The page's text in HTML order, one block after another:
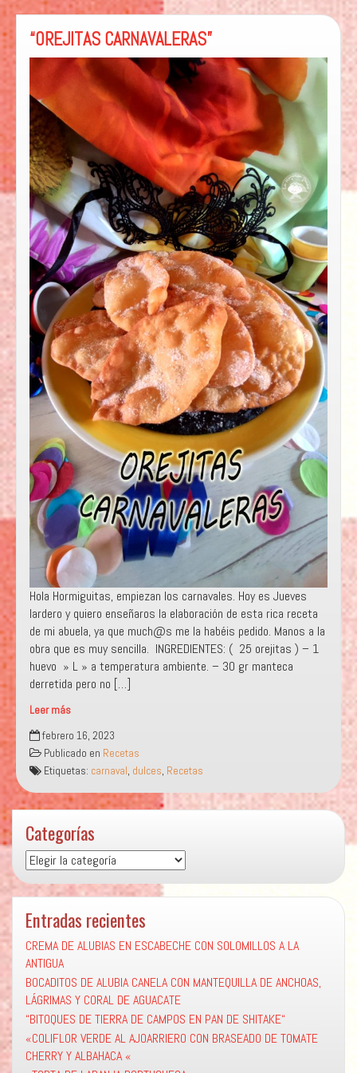
“OREJITAS CARNAVALERAS”
Hola Hormiguitas, empiezan los carnavales. Hoy es Jueves
lardero y quiero enseñaros la elaboración de esta rica receta
de mi abuela, ya que much@s me la habéis pedido. Manos a la
obra que es muy sencilla. INGREDIENTES: ( 25 orejitas ) – 1
huevo » L » a temperatura ambiente. – 30 gr manteca
derretida pero no […]
Leer más
“OREJITAS
CARNAVALERAS”
febrero 16, 2023
Publicado en Recetas
Etiquetas: carnaval, dulces, Recetas
Categorías
Categorías
Entradas recientes
CREMA DE ALUBIAS EN ESCABECHE CON SOLOMILLOS A LA
ANTIGUA
BOCADITOS DE ALUBIA CANELA CON MANTEQUILLA DE ANCHOAS,
LÁGRIMAS Y CORAL DE AGUACATE
“BITOQUES DE TIERRA DE CAMPOS EN PAN DE SHITAKE“
«COLIFLOR VERDE AL AJOARRIERO CON BRASEADO DE TOMATE
CHERRY Y ALBAHACA «